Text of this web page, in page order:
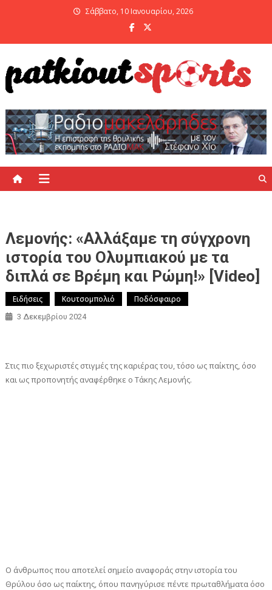
Σάββατο, 10 Ιανουαρίου, 2026
Λεμονής: «Αλλάξαμε τη σύγχρονη
ιστορία του Ολυμπιακού με τα
διπλά σε Βρέμη και Ρώμη!» [Video]
Ειδήσεις Κουτσομπολιό Ποδόσφαιρο
3 Δεκεμβρίου 2024
Στις πιο ξεχωριστές στιγμές της καριέρας του, τόσο ως παίκτης, όσο
και ως προπονητής αναφέρθηκε ο Τάκης Λεμονής.
Ο άνθρωπος που αποτελεί σημείο αναφοράς στην ιστορία του
Θρύλου όσο ως παίκτης, όπου πανηγύρισε πέντε πρωταθλήματα όσο